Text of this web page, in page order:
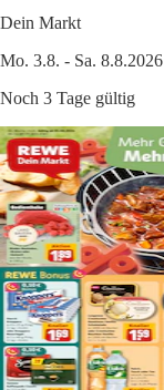
Dein Markt
Mo. 3.8. - Sa. 8.8.2026
Noch 3 Tage gültig